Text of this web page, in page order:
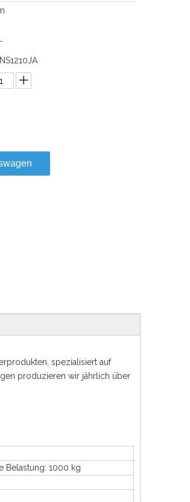
spezialisiert auf
produzieren wir jährlich über
Belastung: 1000 kg